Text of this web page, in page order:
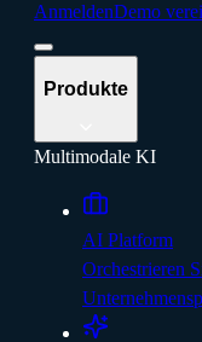
AnmeldenDemo
Produkte
Multimodale KI
AI Platform
Orchestrieren